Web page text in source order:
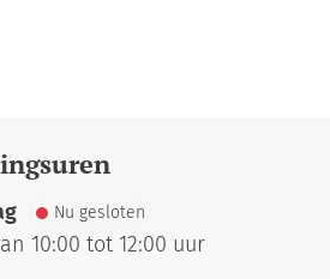
Nu gesloten
10:00 tot 12:00 uur